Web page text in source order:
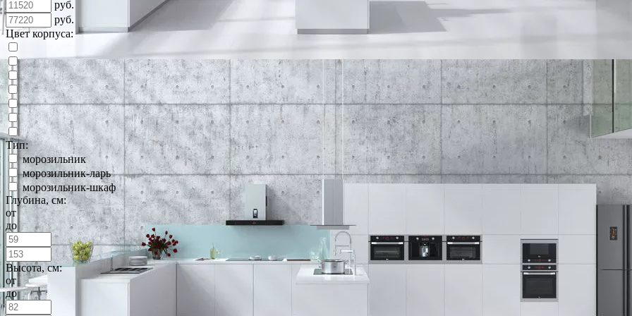
руб.
руб.
Цвет корпуса:
Тип:
морозильник
морозильник-ларь
морозильник-шкаф
Глубина, см:
от
до
Высота, см:
от
до